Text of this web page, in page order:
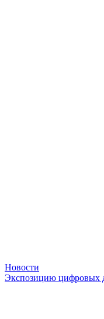
Новости
Экспозицию цифровых